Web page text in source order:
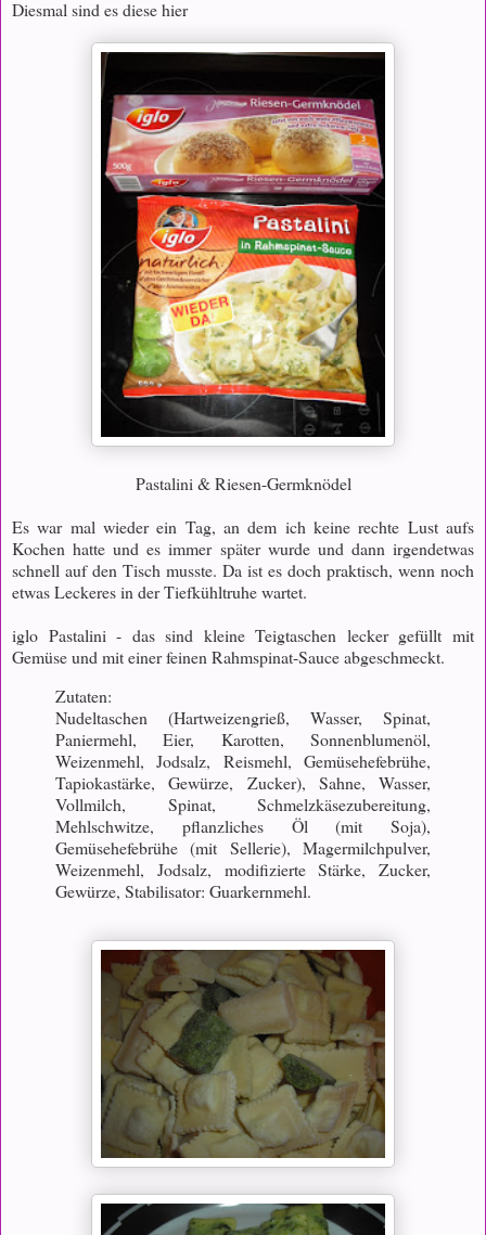
Diesmal sind es diese hier
Pastalini & Riesen-Germknödel
Es war mal wieder ein Tag, an dem ich keine rechte Lust aufs
Kochen hatte und es immer später wurde und dann irgendetwas
schnell auf den Tisch musste. Da ist es doch praktisch, wenn noch
etwas Leckeres in der Tiefkühltruhe wartet.
iglo Pastalini - das sind kleine Teigtaschen lecker gefüllt mit
Gemüse und mit einer feinen Rahmspinat-Sauce abgeschmeckt.
Zutaten:
Nudeltaschen (Hartweizengrieß, Wasser, Spinat,
Paniermehl, Eier, Karotten, Sonnenblumenöl,
Weizenmehl, Jodsalz, Reismehl, Gemüsehefebrühe,
Tapiokastärke, Gewürze, Zucker), Sahne, Wasser,
Vollmilch, Spinat, Schmelzkäsezubereitung,
Mehlschwitze, pflanzliches Öl (mit Soja),
Gemüsehefebrühe (mit Sellerie), Magermilchpulver,
Weizenmehl, Jodsalz, modifizierte Stärke, Zucker,
Gewürze, Stabilisator: Guarkernmehl.